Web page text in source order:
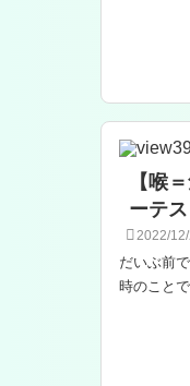
【喉
ーテ
2022/
だいぶ前
時のこと